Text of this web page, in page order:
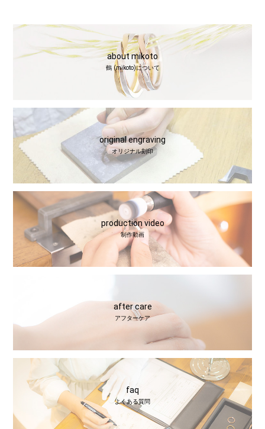
about mikoto
鶴 (mikoto)について
original engraving
オリジナル刻印
production video
制作動画
after care
アフターケア
faq
よくある質問